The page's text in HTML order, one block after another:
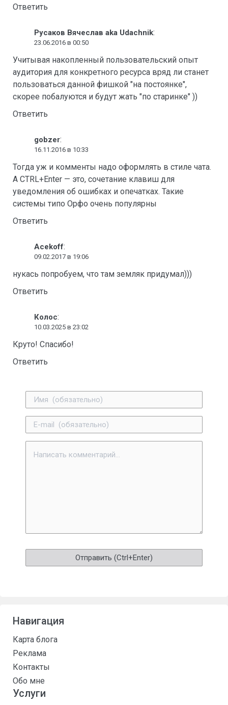
Ответить
Русаков Вячеслав aka Udachnik:
23.06.2016 в 00:50
Учитывая накопленный пользовательский опыт
аудитория для конкретного ресурса вряд ли станет
пользоваться данной фишкой "на постоянке",
скорее побалуются и будут жать "по старинке" ))
Ответить
gobzer:
16.11.2016 в 10:33
Тогда уж и комменты надо оформлять в стиле чата.
А CTRL+Enter — это, сочетание клавиш для
уведомления об ошибках и опечатках. Такие
системы типо Орфо очень популярны
Ответить
Acekoff:
09.02.2017 в 19:06
нукась попробуем, что там земляк придумал)))
Ответить
Колос:
10.03.2025 в 23:02
Круто! Спасибо!
Ответить
Навигация
Карта блога
Реклама
Контакты
Обо мне
Услуги